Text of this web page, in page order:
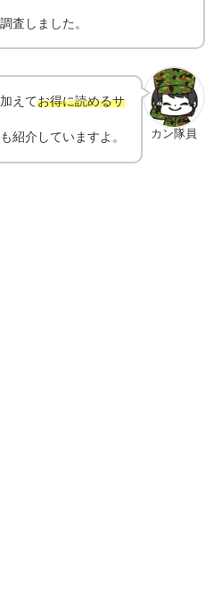
査しました。
カン隊員
えてお得に読めるサ
紹介していますよ。